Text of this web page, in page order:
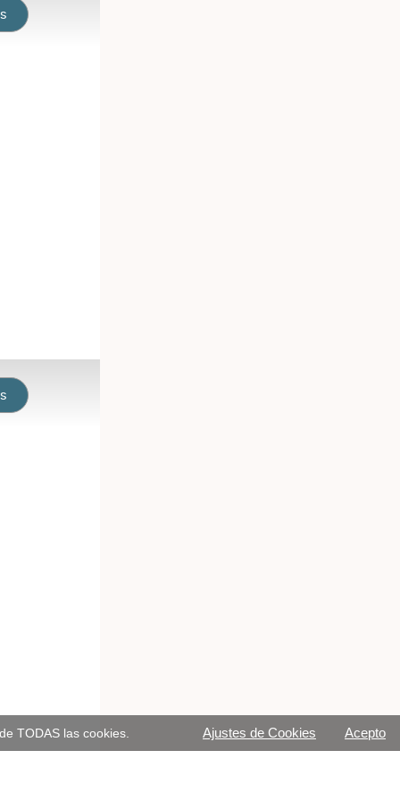
TODAS las cookies. Ajustes de Cookies Acepto